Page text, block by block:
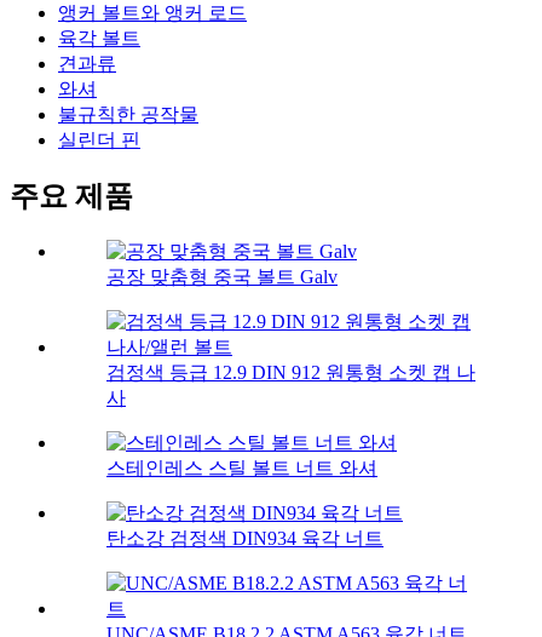
앵커 볼트와 앵커 로드
육각 볼트
견과류
와셔
불규칙한 공작물
실린더 핀
주요 제품
공장 맞춤형 중국 볼트 Galv
검정색 등급 12.9 DIN 912 원통형 소켓 캡 나
사
스테인레스 스틸 볼트 너트 와셔
탄소강 검정색 DIN934 육각 너트